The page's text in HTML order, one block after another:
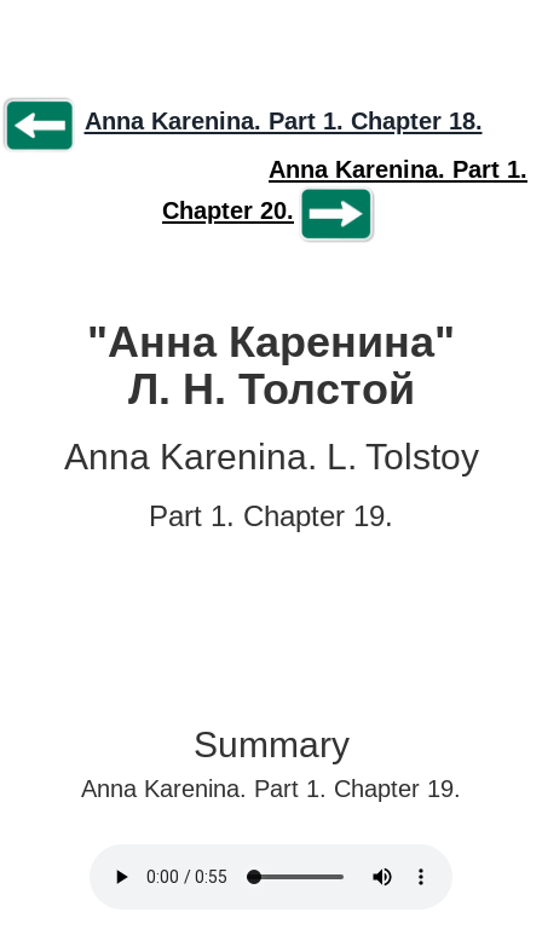
Anna Karenina. Part 1. Chapter 18.
Anna Karenina. Part 1.
Chapter 20.
"Анна Каренина"
Л. Н. Толстой
Anna Karenina. L. Tolstoy
Part 1. Chapter 19.
Summary
Anna Karenina. Part 1. Chapter 19.